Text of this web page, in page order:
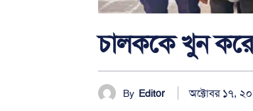
চালককে খুন করে
By Editor অক্টোবর ১৭,